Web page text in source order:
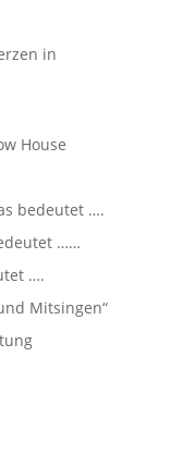
in
House
bedeutet ….
……
….
Mitsingen“